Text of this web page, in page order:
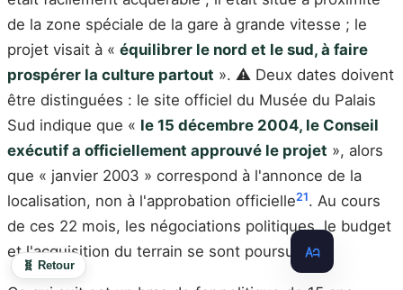
de la zone spéciale de la gare à grande vitesse ; le
projet visait à « équilibrer le nord et le sud, à faire
prospérer la culture partout ». ⚠️ Deux dates doivent
être distinguées : le site officiel du Musée du Palais
Sud indique que « le 15 décembre 2004, le Conseil
exécutif a officiellement approuvé le projet », alors
que « janvier 2003 » correspond à l'annonce de la
localisation, non à l'approbation officielle21. Au cours
de ces 22 mois, les négociations politiques, le budget
et l'acquisition du terrain se sont poursuivis.
🧬 Retour